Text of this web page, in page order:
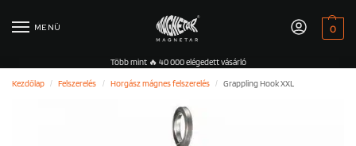
MENÜ 0
Több mint 🔥 40 000 elégedett vásárló
Kezdőlap
/ Felszerelés / Horgász mágnes felszerelés / Grappling Hook XXL